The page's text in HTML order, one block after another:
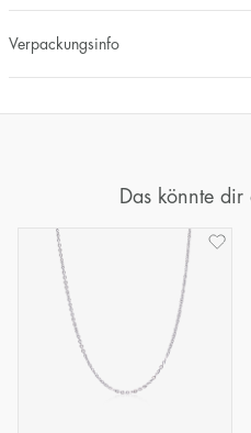
Verpackungsinfo
Das könnte